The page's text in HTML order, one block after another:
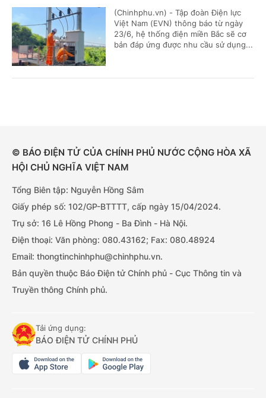
(Chinhphu.vn) - Tập đoàn Điện lực
Việt Nam (EVN) thông báo từ ngày
23/6, hệ thống điện miền Bắc sẽ cơ
bản đáp ứng được nhu cầu sử dụng...
© BÁO ĐIỆN TỬ CỦA CHÍNH PHỦ NƯỚC CỘNG HÒA XÃ
HỘI CHỦ NGHĨA VIỆT NAM
Tổng Biên tập: Nguyễn Hồng Sâm
Giấy phép số: 102/GP-BTTTT, cấp ngày 15/04/2024.
Trụ sở: 16 Lê Hồng Phong - Ba Đình - Hà Nội.
Điện thoại: Văn phòng: 080.43162; Fax: 080.48924
Email: thongtinchinhphu@chinhphu.vn.
Bản quyền thuộc Báo Điện tử Chính phủ - Cục Thông tin và
Truyền thông Chính phủ.
Tải ứng dụng:
BÁO ĐIỆN TỬ CHÍNH PHỦ